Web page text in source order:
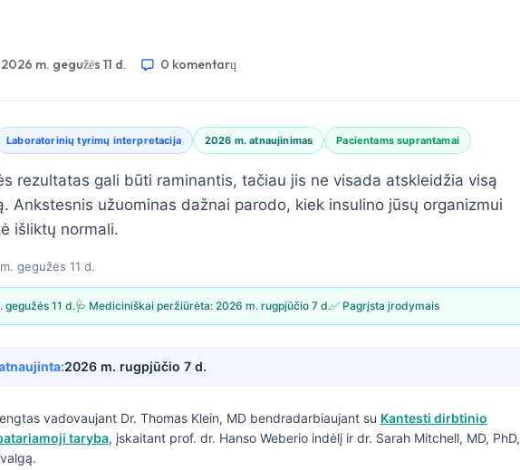
2026 m. gegužės 11 d. 0 komentarų
Laboratorinių tyrimų interpretacija 2026 m. atnaujinimas Pacientams suprantamai
rezultatas gali būti raminantis, tačiau jis ne visada atskleidžia visą
Ankstesnis užuominas dažnai parodo, kiek insulino jūsų organizmui
išliktų normali.
gegužės 11 d.
gegužės 11 d.🩺 Mediciniškai peržiūrėta: 2026 m. rugpjūčio 7 d.✅ Pagrįsta įrodymais
2026 m. rugpjūčio 7 d.
vadovaujant Dr. Thomas Klein, MD bendradarbiaujant su Kantesti dirbtinio
taryba, įskaitant prof. dr. Hanso Weberio indėlį ir dr. Sarah Mitchell, MD, PhD,